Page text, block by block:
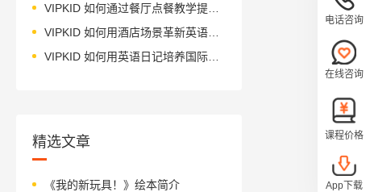
VIPKID 如何通过餐厅点餐教学提升少儿英语应用能力？
VIPKID 如何用酒店场景革新英语教学？
VIPKID 如何用英语日记培养国际化人才？
精选文章
《我的新玩具！》绘本简介
电话咨询
在线咨询
课程价格
App下载